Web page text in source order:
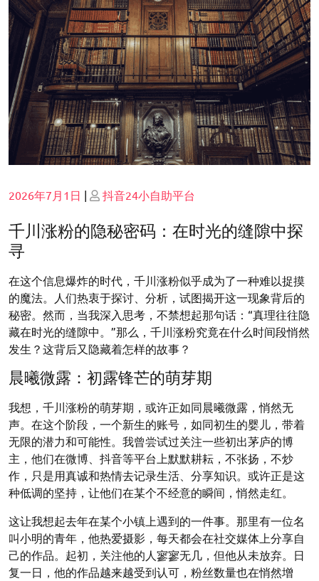
Posted
2026年7月1日 | Posted
抖音24小自助平台
千川涨粉的隐秘密码：在时光的缝隙中探
寻
在这个信息爆炸的时代，千川涨粉似乎成为了一种难以捉摸
的魔法。人们热衷于探讨、分析，试图揭开这一现象背后的
秘密。然而，当我深入思考，不禁想起那句话：“真理往往隐
藏在时光的缝隙中。”那么，千川涨粉究竟在什么时间段悄然
发生？这背后又隐藏着怎样的故事？
晨曦微露：初露锋芒的萌芽期
我想，千川涨粉的萌芽期，或许正如同晨曦微露，悄然无
声。在这个阶段，一个新生的账号，如同初生的婴儿，带着
无限的潜力和可能性。我曾尝试过关注一些初出茅庐的博
主，他们在微博、抖音等平台上默默耕耘，不张扬，不炒
作，只是用真诚和热情去记录生活、分享知识。或许正是这
种低调的坚持，让他们在某个不经意的瞬间，悄然走红。
这让我想起去年在某个小镇上遇到的一件事。那里有一位名
叫小明的青年，他热爱摄影，每天都会在社交媒体上分享自
己的作品。起初，关注他的人寥寥无几，但他从未放弃。日
复一日，他的作品越来越受到认可，粉丝数量也在悄然增